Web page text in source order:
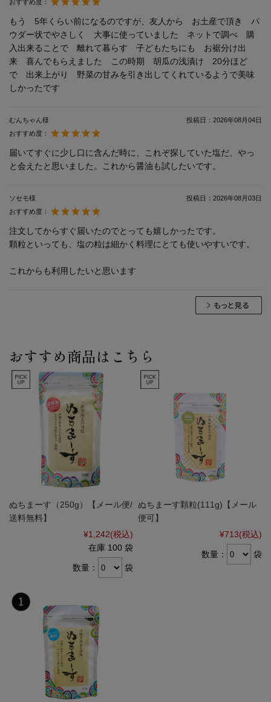
おすすめ度：
もう 5年くらい前になるのですが、友人から お土産で頂き パ
ウダー状でやさしく 大事に使っていました ネットで調べ 購
入出来ることで 離れて暮らす 子どもたちにも お裾分け出
来 喜んでもらえました この時期 胡瓜の浅漬け 20分ほど
で 出来上がり 野菜の甘みを引き出してくれているようで美味
しかったです
むんちゃん様 投稿日： 2026年08月04日
おすすめ度：
届いてすぐに少し口に含んだ時に、これぞ探していた塩だ、やっ
と会えたと思いました。これから醤油も試したいです。
ソセモ様 投稿日： 2026年08月03日
おすすめ度：
注文してからすぐ届いたのでとっても嬉しかったです。
顆粒といっても、塩の粒は細かく料理にとても使いやすいです。
これからも利用したいと思います
おすすめ商品はこちら
ぬちまーす（250g）【メール便/
送料無料】
¥1,242(税込)
在庫 100 袋
数量： 袋
ぬちまーす顆粒(111g)【メール
便可】
¥713(税込)
数量： 袋